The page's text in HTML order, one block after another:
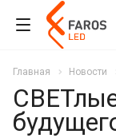
Главная Новости